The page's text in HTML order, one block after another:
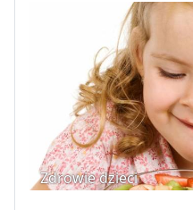
Zdrowie dzieci